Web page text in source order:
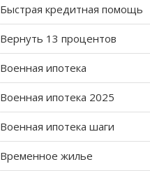
Быстрая кредитная помощь
Вернуть 13 процентов
Военная ипотека
Военная ипотека 2025
Военная ипотека шаги
Временное жилье